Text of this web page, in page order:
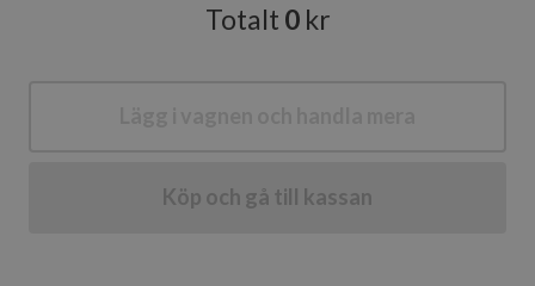
Totalt 0kr
Köp och gå till kassan
cie-session-api-key